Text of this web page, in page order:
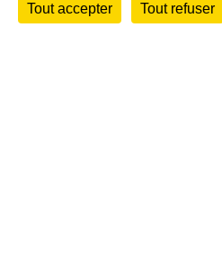
Tout accepter Tout refuser